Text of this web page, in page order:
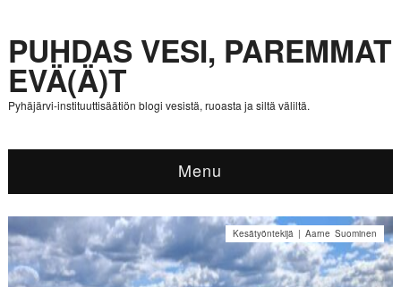
PUHDAS VESI, PAREMMAT
EVÄ(Ä)T
Pyhäjärvi-instituuttisäätiön blogi vesistä, ruoasta ja siltä väliltä.
Menu
Kesätyöntekijä | Aarne Suominen